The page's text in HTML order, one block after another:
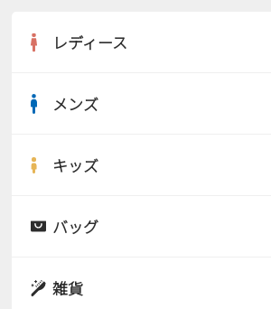
レディース
サンダル
スニーカー
メンズ
サンダル
キッズ
サンダル
バッグ
雑貨